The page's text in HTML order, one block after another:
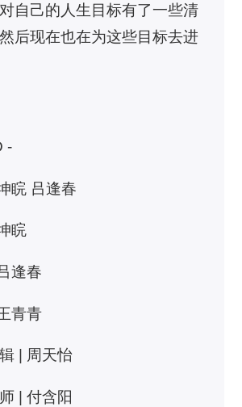
自己的人生目标有了一些清
后现在也在为这些目标去进
-
睆 吕逢春
睆
逢春
青青
| 周天怡
| 付含阳